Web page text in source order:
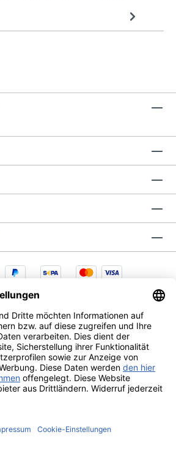
Versandkosten
Zahlungsarten